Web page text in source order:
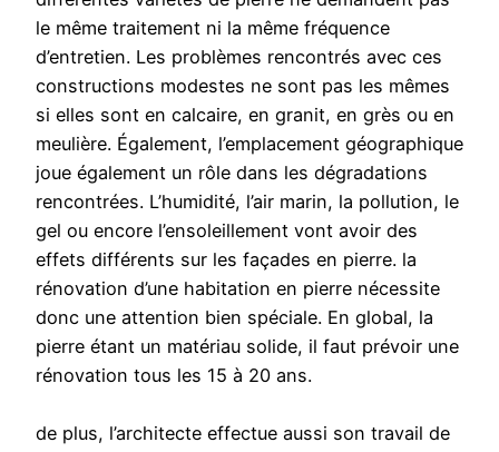
le même traitement ni la même fréquence
d’entretien. Les problèmes rencontrés avec ces
constructions modestes ne sont pas les mêmes
si elles sont en calcaire, en granit, en grès ou en
meulière. Également, l’emplacement géographique
joue également un rôle dans les dégradations
rencontrées. L’humidité, l’air marin, la pollution, le
gel ou encore l’ensoleillement vont avoir des
effets différents sur les façades en pierre. la
rénovation d’une habitation en pierre nécessite
donc une attention bien spéciale. En global, la
pierre étant un matériau solide, il faut prévoir une
rénovation tous les 15 à 20 ans.
de plus, l’architecte effectue aussi son travail de